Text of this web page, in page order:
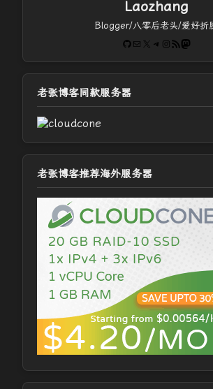
Laozhang
Blogger/八零后老头/爱好折
GitHub
电子邮件 X Telegram
Instagram
RSS Feed
老张博客同款服务器
老张博客推荐海外服务器